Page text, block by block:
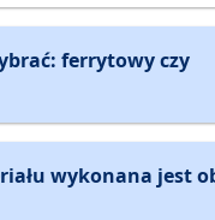
ferrytowy czy
wykonana jest